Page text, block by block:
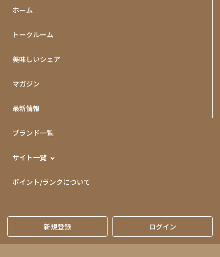
ホーム
トークルーム
美味しいシェア
マガジン
最新情報
ブランド一覧
サイト一覧
ポイント/ランクについて
新規登録 ログイン